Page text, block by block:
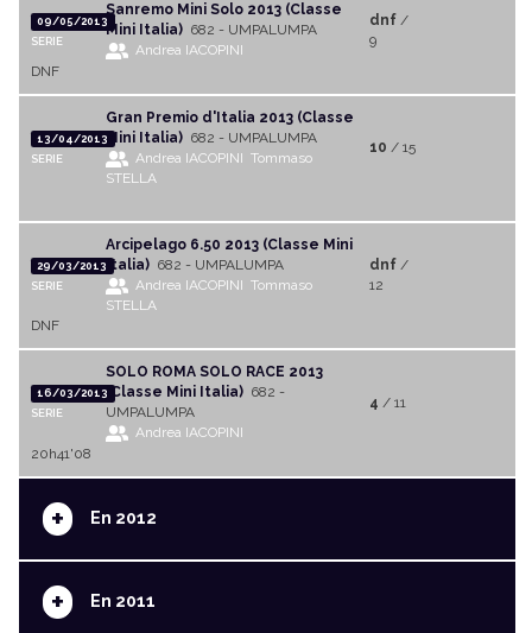
09/05/2013
SERIE
Sanremo Mini Solo 2013 (Classe
Mini Italia) 682 - UMPALUMPA
Andrea IACOPINI
dnf/
9
DNF
13/04/2013
SERIE
Gran Premio d'Italia 2013 (Classe
Mini Italia) 682 - UMPALUMPA
Andrea IACOPINI Tommaso
STELLA
10 / 15
29/03/2013
SERIE
Arcipelago 6.50 2013 (Classe Mini
Italia) 682 - UMPALUMPA
Andrea IACOPINI Tommaso
STELLA
dnf/
12
DNF
16/03/2013
SERIE
SOLO ROMA SOLO RACE 2013
(Classe Mini Italia) 682 -
UMPALUMPA
Andrea IACOPINI
4 / 11
20h41'08
+ En 2012
+ En 2011